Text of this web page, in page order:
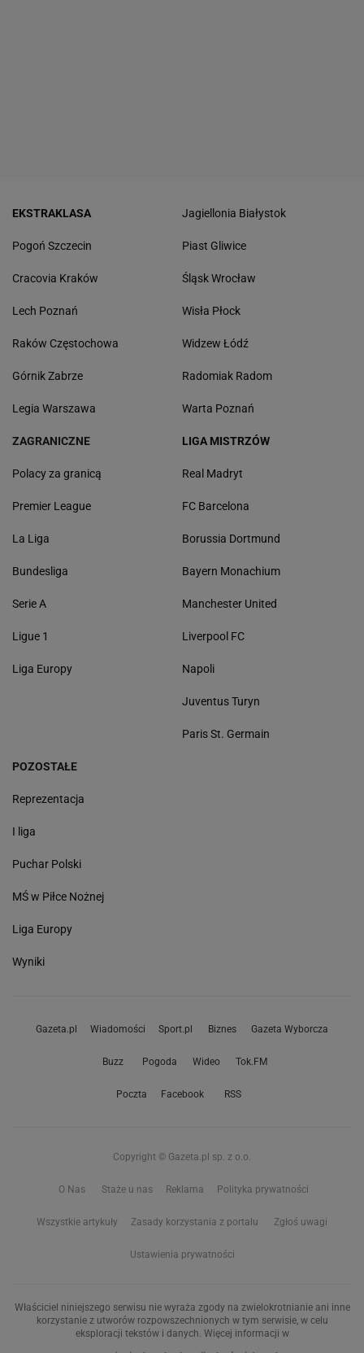
EKSTRAKLASA
Pogoń Szczecin
Cracovia Kraków
Lech Poznań
Raków Częstochowa
Górnik Zabrze
Legia Warszawa
Jagiellonia Białystok
Piast Gliwice
Śląsk Wrocław
Wisła Płock
Widzew Łódź
Radomiak Radom
Warta Poznań
ZAGRANICZNE
Polacy za granicą
Premier League
La Liga
Bundesliga
Serie A
Ligue 1
Liga Europy
LIGA MISTRZÓW
Real Madryt
FC Barcelona
Borussia Dortmund
Bayern Monachium
Manchester United
Liverpool FC
Napoli
Juventus Turyn
Paris St. Germain
POZOSTAŁE
Reprezentacja
I liga
Puchar Polski
MŚ w Piłce Nożnej
Liga Europy
Wyniki
Gazeta.pl Wiadomości Sport.pl Biznes Gazeta Wyborcza
Buzz Pogoda Wideo Tok.FM
Poczta Facebook RSS
Copyright © Gazeta.pl sp. z o.o.
O Nas Staże u nas Reklama Polityka prywatności
Wszystkie artykuły Zasady korzystania z portalu Zgłoś uwagi
Ustawienia prywatności
Właściciel niniejszego serwisu nie wyraża zgody na zwielokrotnianie ani inne
korzystanie z utworów rozpowszechnionych w tym serwisie, w celu
eksploracji tekstów i danych. Więcej informacji w